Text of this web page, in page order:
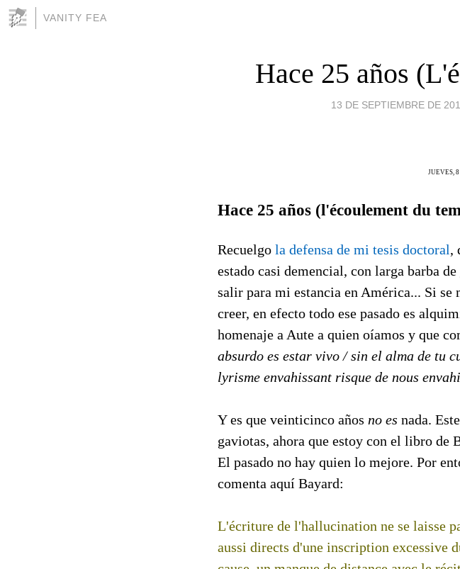
VANITY FEA
Hace 25 años
13 DE SEPTIEMBRE DE
JUEVES,
Hace 25 años (l'écoulement du
Recuelgo la defensa de mi tesis doctoral,
estado casi demencial, con larga barba de
salir para mi estancia en América... Si
creer, en efecto todo ese pasado es
homenaje a Aute a quien oíamos y que
absurdo es estar vivo / sin el alma de tu
lyrisme envahissant risque de nous
Y es que veinticinco años no es nada.
gaviotas, ahora que estoy con el libro de
El pasado no hay quien lo mejore. Por
comenta aquí Bayard:
L'écriture de l'hallucination ne se laisse
aussi directs d'une inscription excessive